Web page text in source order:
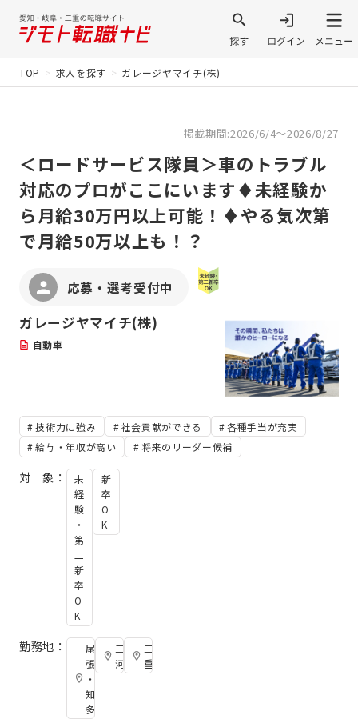
TOP 求人を探す ガレージヤマイチ(株)
掲載期間:2026/6/4～2026/8/27
＜ロードサービス隊員＞車のトラブル
対応のプロがここにいます♦未経験か
ら月給30万円以上可能！♦やる気次第
で月給50万以上も！？
応募・選考受付中
ガレージヤマイチ(株)
自動車
技術力に強み 社会貢献ができる
各種手当が充実
給与・年収が高い
将来のリーダー候補
対 象：
未
経
験
・
第
二
新
卒
O
K
新
卒
O
K
勤務地：
尾
張
・
知
多
三
河
三
重